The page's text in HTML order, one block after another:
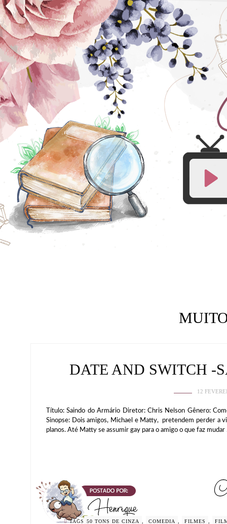
DATE AND SWITCH -
12
Título: Saindo do Armário Diretor: Chris Nelson Gênero:
Sinopse: Dois amigos, Michael e Matty, pretendem perder a
planos. Até Matty se assumir gay para o amigo o que faz
TAGS 50 TONS DE CINZA , COMEDIA , FILMES ,